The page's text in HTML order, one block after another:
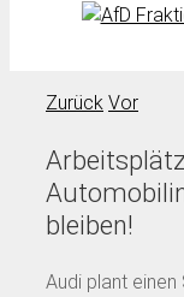
Zurück Vor
bleiben!
Audi plant